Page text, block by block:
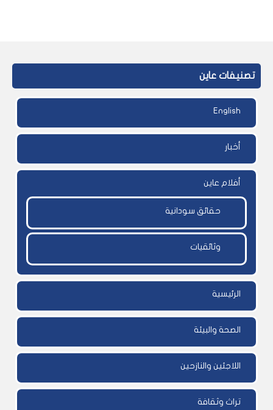
تصنيفات عاين
English
أخبار
أفلام عاين
حقائق سودانية
وثائقيات
الرئيسية
الصحة والبيئة
اللاجئين والنازحين
تراث وثقافة